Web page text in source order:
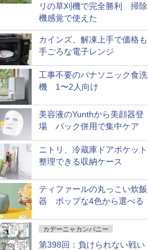
リの草刈機で完全勝利 掃除
機感覚で使えた
カインズ、解凍上手で価格も
手ごろな電子レンジ
工事不要のパナソニック食洗
機 1〜2人向け
美容液のYunthから美顔器登
場 パック併用で集中ケア
ニトリ、冷蔵庫ドアポケット
整理できる収納ケース
ティファールの丸っこい炊飯
器 ポップな4色から選べる
カデーニャカンパニー
第398回：負けられない戦い